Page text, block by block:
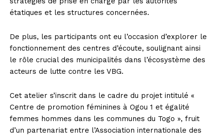
étatiques et les structures concernées.
De plus, les participants ont eu l’occasion d’explorer le
fonctionnement des centres d’écoute, soulignant ainsi
le rôle crucial des municipalités dans l’écosystème des
acteurs de lutte contre les VBG.
Cet atelier s’inscrit dans le cadre du projet intitulé «
Centre de promotion féminines à Ogou 1 et égalité
femmes hommes dans les communes du Togo », fruit
d’un partenariat entre l’Association internationale des